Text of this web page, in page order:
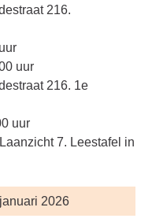
216.
uur
216. 1e
uur
7. Leestafel in
2026